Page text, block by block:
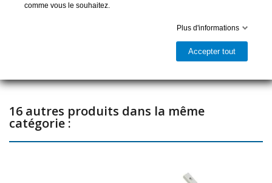
16 autres produits dans la même
catégorie :
comme vous le souhaitez.
Plus d'informations
Accepter tout